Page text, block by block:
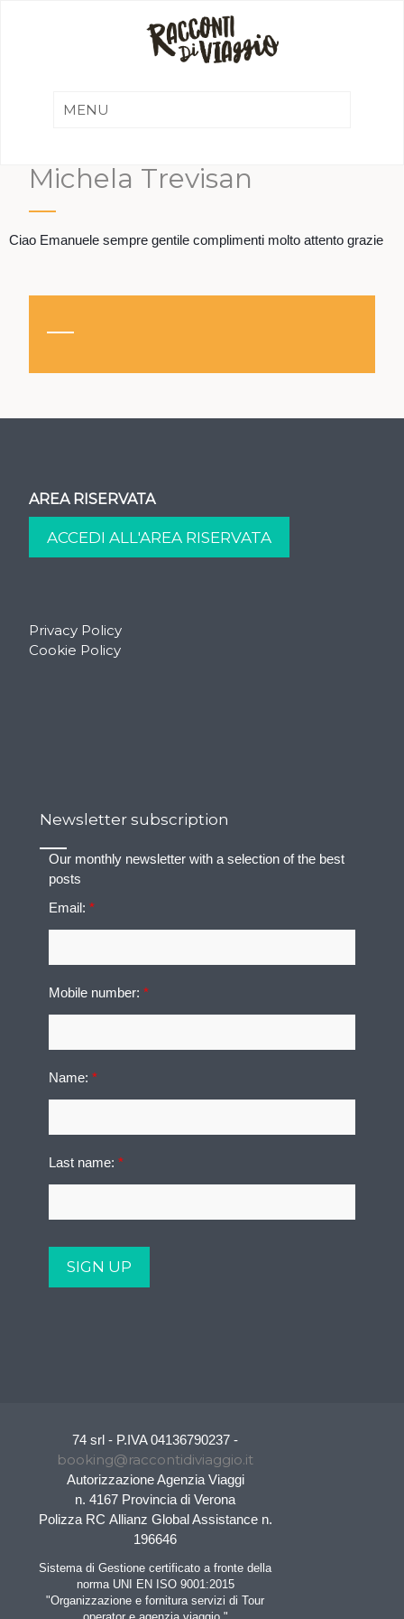
Michela Trevisan
Ciao Emanuele sempre gentile complimenti molto attento grazie
AREA RISERVATA
Privacy Policy
Cookie Policy
Newsletter subscription
Our monthly newsletter with a selection of the best
posts
Email:*
Mobile number:*
Name:*
Last name:*
74 srl - P.IVA 04136790237 -
booking@raccontidiviaggio.it
Autorizzazione Agenzia Viaggi
n. 4167 Provincia di Verona
Polizza RC Allianz Global Assistance n.
196646
Sistema di Gestione certificato a fronte della
norma UNI EN ISO 9001:2015
"Organizzazione e fornitura servizi di Tour